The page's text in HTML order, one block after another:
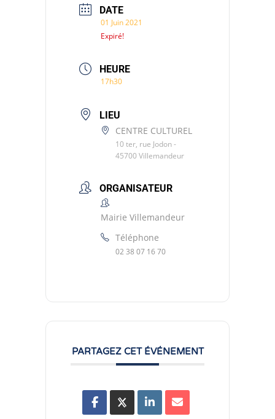
DATE
01 Juin 2021
Expiré!
HEURE
17h30
LIEU
CENTRE CULTUREL
10 ter, rue Jodon -
45700 Villemandeur
ORGANISATEUR
Mairie Villemandeur
Téléphone
02 38 07 16 70
PARTAGEZ CET ÉVÉNEMENT